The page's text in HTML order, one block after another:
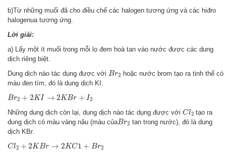
b)Từ những muối đã cho điều chế các halogen tương ứng và các hiđro
halogenua tương ứng.
Lời giải:
a) Lấy một ít muối trong mỗi lọ đem hoà tan vào nước được các dung
dịch riêng biệt.
Dung dịch nào tác dụng được với Br2
Br
hoặc nước brom tạo ra tinh thể có
màu đen tím, đó là dung dịch KI.
Br2 + 2KI → 2KBr + I2
Br 2 KI →2 B r+I2
Những dung dịch còn lại, dung dịch nào tác dụng được với Cl2
Cl2
tạo ra
dung dịch có màu vàng nâu (màu củaBr2
Br
tan trong nước), đó là dung
dịch KBr.
Cl2 + 2KBr → 2KC1 + Br2
Cl2 2 K Br→ KC1 +Br2